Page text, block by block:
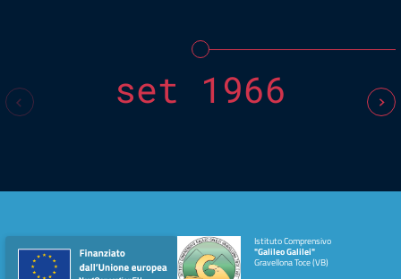
set 1966
Istituto Comprensivo
"Galileo Galilei"
Gravellona Toce (VB)